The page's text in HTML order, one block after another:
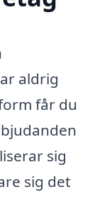
aldrig
får du
sig
sig det